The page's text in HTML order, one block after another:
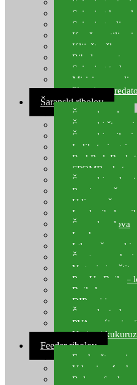
Spinning setovi
Spinning
Spinning udice,
Kopče, vrtilice i
Kliješta, škare
Ribolov pastrve
Spinning torbe
Mirisi za varalice
Plovci za
Šaranski ribolov
Šaranske role
Šaranski štapovi
Šaranski najloni
Indikatori ugriza
Rod Pod,
SPOMB rakete,
Šaranski
Pernice za
Udice za šarana,
Izrada
Šaranska olova
Leadcore
Igle za šaranski
Špage, upredenice
Vaganje i zaštita
Pop Up Boile –
Boile lovne
DIP-ovi i arome
Šaranske torbe
PVA vrećice i
Umjetni
Feeder ribolov
Feeder štapovi
Vrhovi za feeder
Role za feeder